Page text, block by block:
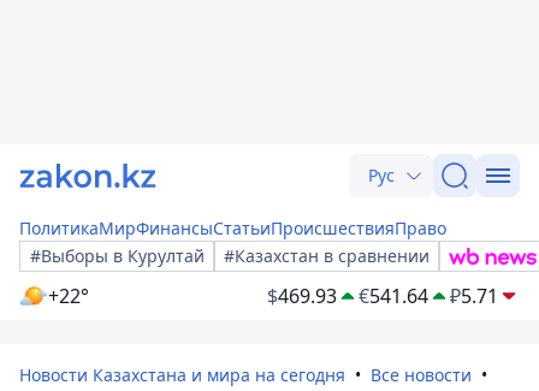
Рус
ПолитикаМирФинансыСтатьиПроисшествияПраво
#Выборы в Курултай
#Казахстан в сравнении
+22° $469.93 €541.64 ₽5.71
Новости Казахстана и мира на сегодня
Все новости